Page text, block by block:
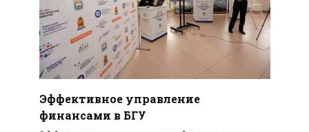
Эффективное управление
финансами в БГУ